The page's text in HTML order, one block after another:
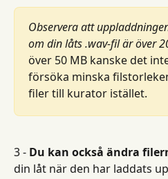
Observera att
om din låts .wav-fil är över
över 50 MB kanske det
försöka minska
filer till kurator istället.
3 - Du kan också ändra
din låt när den har laddats